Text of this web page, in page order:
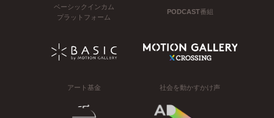
ベーシックインカム
プラットフォーム
PODCAST番組
アート基金 社会を動かすかけ声